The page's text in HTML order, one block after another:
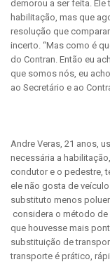
demorou a ser feita.
habilitação, mas que
resolução que
incerto. “Mas como é
do Contran. Então eu
que somos nós, eu
ao Secretário e ao
Andre Veras, 21 anos,
necessária a
condutor e o pedestre,
ele não gosta de
substituto menos
considera o método
que houvesse mais
substituição de
transporte é prático,